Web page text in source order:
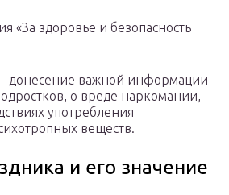
«За здоровье и безопасность
донесение важной информации
о вреде наркомании,
употребления
веществ.
и его значение